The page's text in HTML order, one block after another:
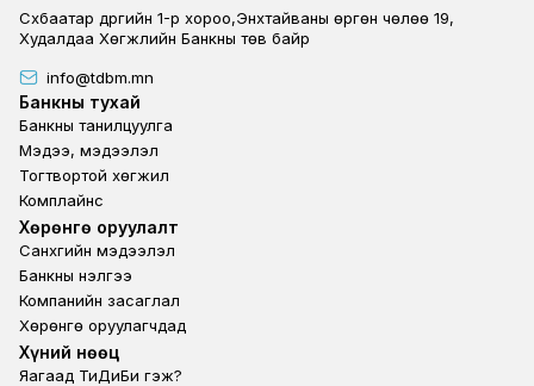
Сүхбаатар дүүргийн 1-р хороо,Энхтайваны өргөн чөлөө 19,
Худалдаа Хөгжлийн Банкны төв байр
info@tdbm.mn
Footer
Банкны тухай
Банкны танилцуулга
Мэдээ, мэдээлэл
Тогтвортой хөгжил
Комплайнс
Footer third
Хөрөнгө оруулалт
Санхүүгийн мэдээлэл
Банкны үнэлгээ
Компанийн засаглал
Хөрөнгө оруулагчдад
Footer second
Хүний нөөц
Яагаад ТиДиБи гэж?